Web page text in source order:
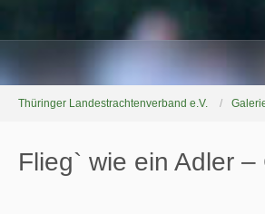
Thüringer Landestrachtenverband e.V.
Flieg` wie ein Adler